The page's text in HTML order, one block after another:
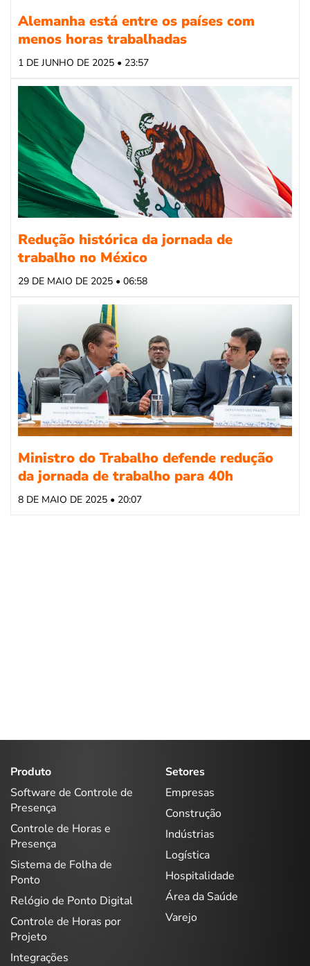
Alemanha está entre os países com
menos horas trabalhadas
1 DE JUNHO DE 2025 • 23:57
Redução histórica da jornada de
trabalho no México
29 DE MAIO DE 2025 • 06:58
Ministro do Trabalho defende redução
da jornada de trabalho para 40h
8 DE MAIO DE 2025 • 20:07
Produto
Software de Controle de
Presença
Controle de Horas e
Presença
Sistema de Folha de
Ponto
Relógio de Ponto Digital
Controle de Horas por
Projeto
Integrações
Setores
Empresas
Construção
Indústrias
Logística
Hospitalidade
Área da Saúde
Varejo